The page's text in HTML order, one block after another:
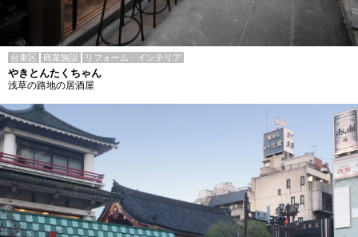
台東区 商業施設 リフォーム・インテリア
やきとんたくちゃん
浅草の路地の居酒屋